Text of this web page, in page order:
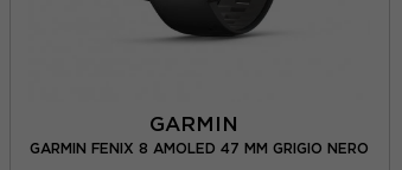
GARMIN
GARMIN FENIX 8 AMOLED 47 MM GRIGIO NERO